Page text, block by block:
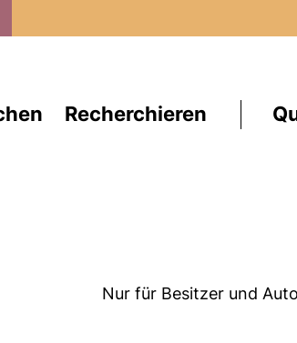
Recherchieren
Nur für Besitzer und